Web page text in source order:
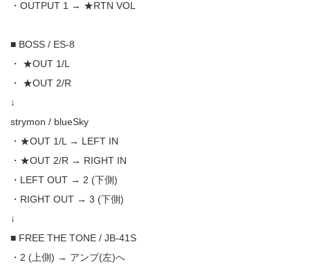
・OUTPUT 1 → ★RTN VOL
■ BOSS / ES-8
・ ★OUT 1/L
・ ★OUT 2/R
↓
strymon / blueSky
・★OUT 1/L → LEFT IN
・★OUT 2/R → RIGHT IN
・LEFT OUT → 2 (下側)
・RIGHT OUT → 3 (下側)
↓
■ FREE THE TONE / JB-41S
・2 (上側) → アンプ(左)へ